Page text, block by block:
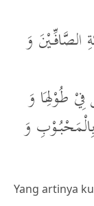
الصَّافِّيْنَ وَ
طُوْلِهَا وَ
وَ
Yang artinya